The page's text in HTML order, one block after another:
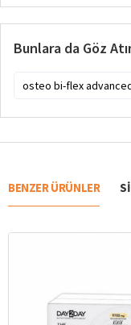
Bunlara da Göz
osteo bi-flex
BENZER ÜRÜNLER